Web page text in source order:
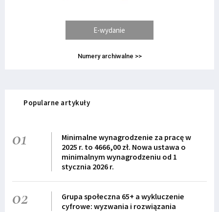
E-wydanie
Numery archiwalne >>
Popularne artykuły
01
Minimalne wynagrodzenie za pracę w
2025 r. to 4666,00 zł. Nowa ustawa o
minimalnym wynagrodzeniu od 1
stycznia 2026 r.
02
Grupa społeczna 65+ a wykluczenie
cyfrowe: wyzwania i rozwiązania